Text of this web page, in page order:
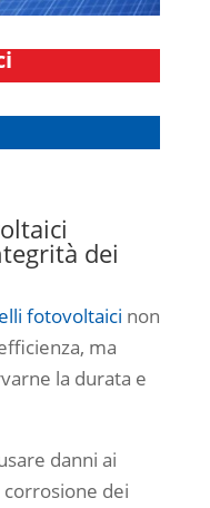
dei
fotovoltaici non
ma
la durata e
danni ai
dei